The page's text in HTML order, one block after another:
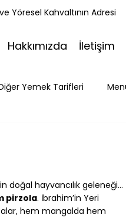
Yöresel Kahvaltının Adresi
Hakkımızda İletişim
Yemek Tarifleri
doğal hayvancılık geleneği…
pirzola. İbrahim’in Yeri
hem mangalda hem